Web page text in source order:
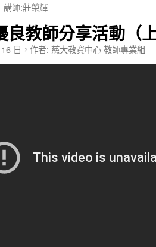
師:莊榮輝
良教師分享活動（
日 ， 作者: 慈大教資中心 教師專業組